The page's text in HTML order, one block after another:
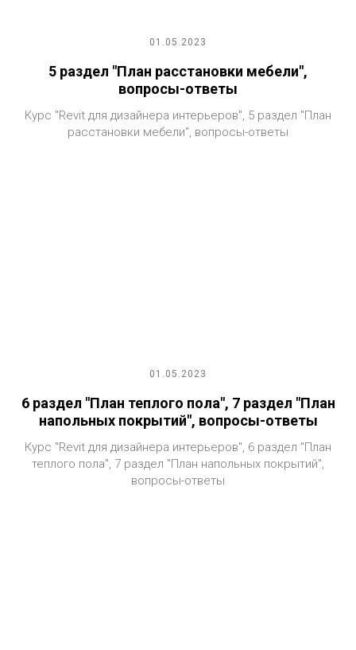
01.05.2023
5 раздел "План расстановки мебели",
вопросы-ответы
Курс "Revit для дизайнера интерьеров", 5 раздел "План
расстановки мебели", вопросы-ответы
01.05.2023
6 раздел "План теплого пола", 7 раздел "План
напольных покрытий", вопросы-ответы
Курс "Revit для дизайнера интерьеров", 6 раздел "План
теплого пола", 7 раздел "План напольных покрытий",
вопросы-ответы